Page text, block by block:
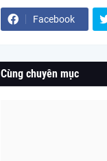
Facebook
Cùng chuyên mục